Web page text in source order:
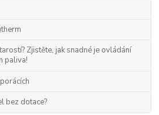
Zjistěte, jak snadné je ovládání
paliva!
bez dotace?